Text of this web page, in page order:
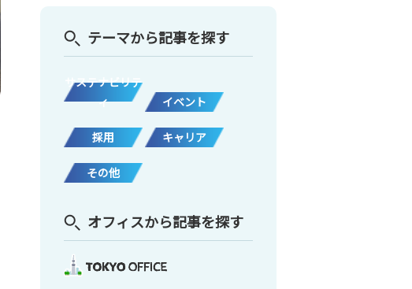
テーマから記事を探す
サステナビリテ
ィ
イベント
採用 キャリア
その他
オフィスから記事を探す